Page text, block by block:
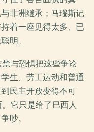
非洲继承；马瑙斯记
着一座见得太多、已
明。
与恐惧把这些争论
生、劳工运动和普通
民主开放变得不可
它只是给了巴西人
吵。